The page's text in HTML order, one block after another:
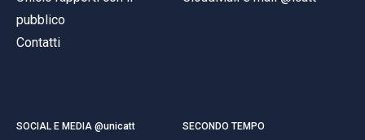
pubblico
Contatti
SOCIAL E MEDIA @unicatt SECONDO TEMPO